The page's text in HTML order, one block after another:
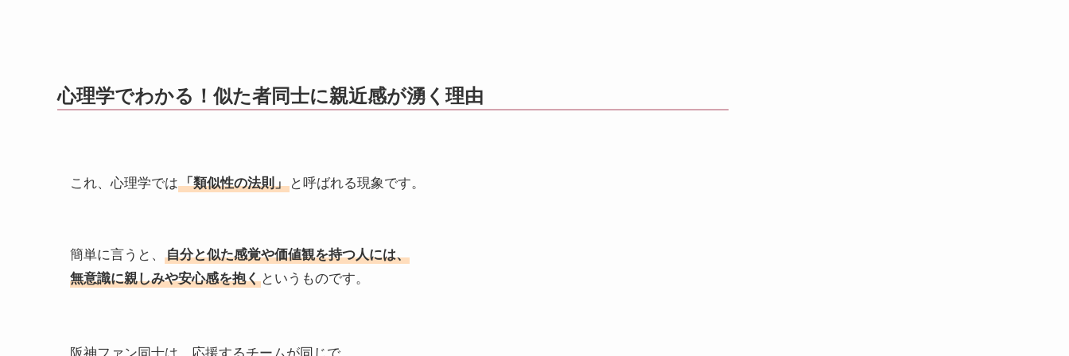
心理学でわかる！似た者同士に親近感が湧く理由
これ、心理学では「類似性の法則」 と呼ばれる現象です。
簡単に言うと、
自分と似た感覚や価値観を持つ人には、
無意識に親しみや安心感を抱く というものです。